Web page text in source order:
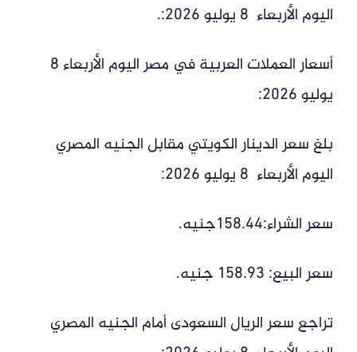
اليوم الأربعاء 8 يوليو 2026:.
أسعار العملات العربية في مصر اليوم الأربعاء 8
يوليو 2026:
بلغ سعر الدينار الكويتي مقابل الجنيه المصري
اليوم الأربعاء 8 يوليو 2026:
سعر الشراء:158.44جنيه.
سعر البيع: 158.93 جنيه.
تراجع سعر الريال السعودى أمام الجنيه المصري